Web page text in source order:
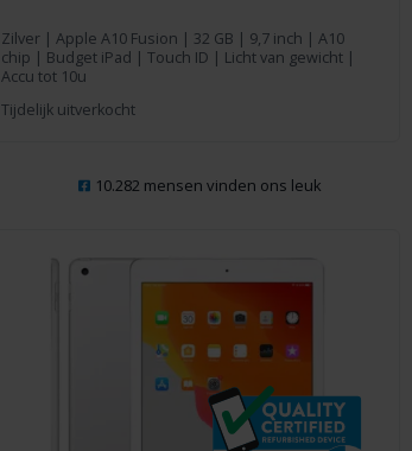
Zilver| Apple A10 Fusion | 32 GB | 9,7 inch | A10
chip | Budget iPad | Touch ID | Licht van gewicht |
Accu tot 10u
Tijdelijk uitverkocht
10.282 mensen vinden ons leuk